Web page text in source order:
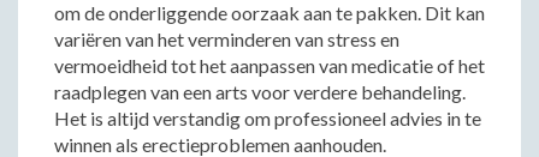
om de onderliggende oorzaak aan te pakken. Dit kan
variëren van het verminderen van stress en
vermoeidheid tot het aanpassen van medicatie of het
raadplegen van een arts voor verdere behandeling.
Het is altijd verstandig om professioneel advies in te
winnen als erectieproblemen aanhouden.